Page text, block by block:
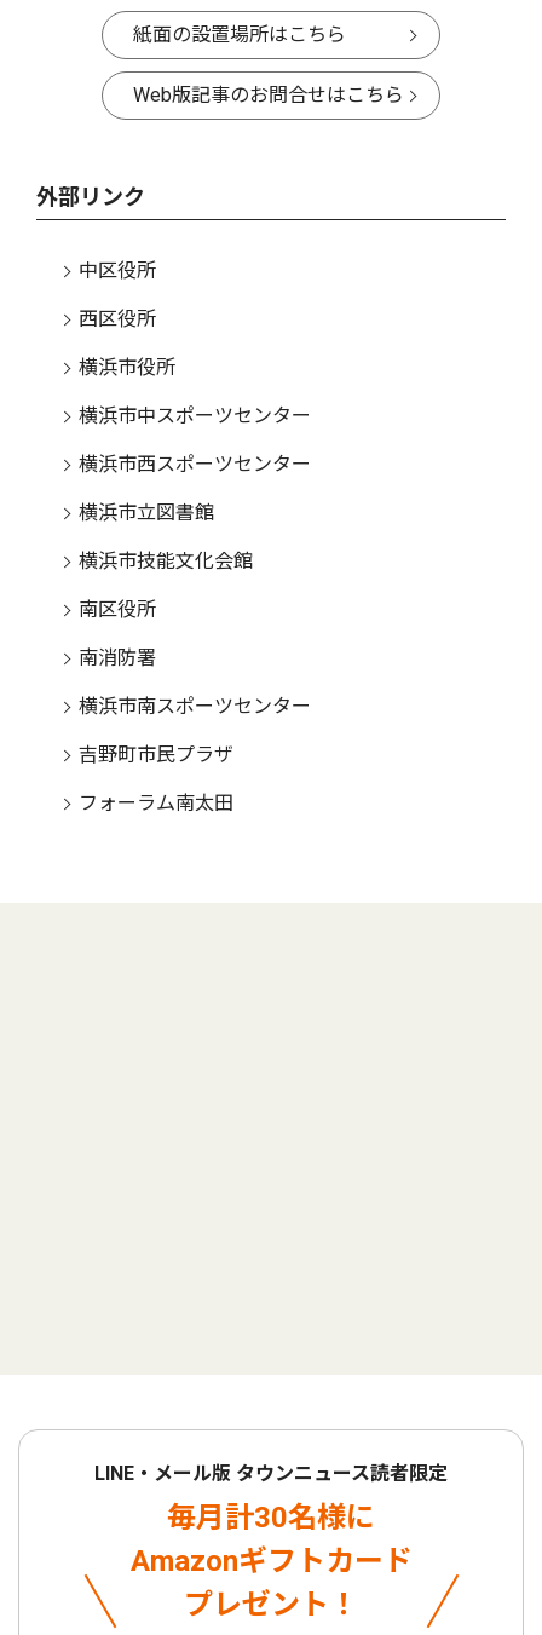
紙面の設置場所はこちら
Web版記事のお問合せはこちら
外部リンク
中区役所
西区役所
横浜市役所
横浜市中スポーツセンター
横浜市西スポーツセンター
横浜市立図書館
横浜市技能文化会館
南区役所
南消防署
横浜市南スポーツセンター
吉野町市民プラザ
フォーラム南太田
LINE・メール版 タウンニュース読者限定
毎月計30名様に
Amazonギフトカード
プレゼント！